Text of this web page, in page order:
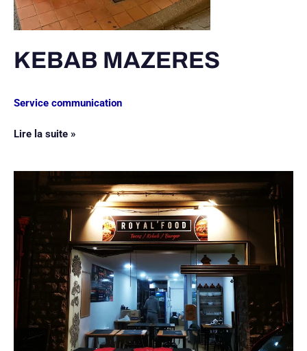
KEBAB MAZERES
Service communication
Lire la suite »
ROYAL’FOOD